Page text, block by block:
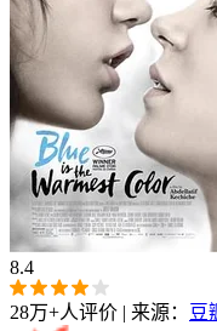
8.4
28万+人评价 | 来源： 豆